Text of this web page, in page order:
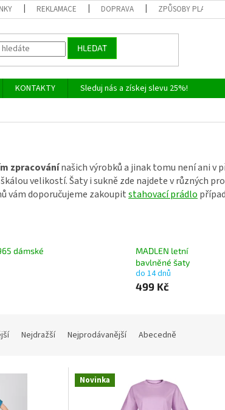
REKLAMACE DOPRAVA ZPŮSOBY PLATBY
HLEDAT
KONTAKTY
Sleduj nás a získej slevu 25%!
zpracovánínašich výrobků a jinak tomu není ani v
velikostí. Šaty i sukně zde najdete v různých
vám doporučujeme zakoupitstahovací prádlo
dámské
MADLEN letní
bavlněné šaty
do 14 dnů
499 Kč
Nejdražší Nejprodávanější Abecedně
Novinka